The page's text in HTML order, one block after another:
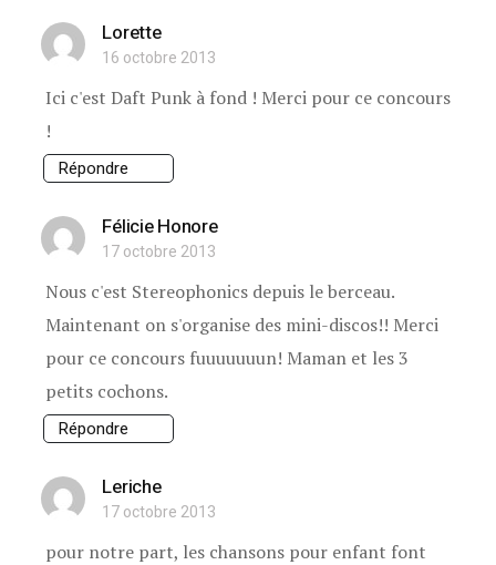
Lorette
16 octobre 2013
Ici c'est Daft Punk à fond ! Merci pour ce concours
!
Répondre
Félicie Honore
17 octobre 2013
Nous c'est Stereophonics depuis le berceau.
Maintenant on s'organise des mini-discos!! Merci
pour ce concours fuuuuuuun! Maman et les 3
petits cochons.
Répondre
Leriche
17 octobre 2013
pour notre part, les chansons pour enfant font